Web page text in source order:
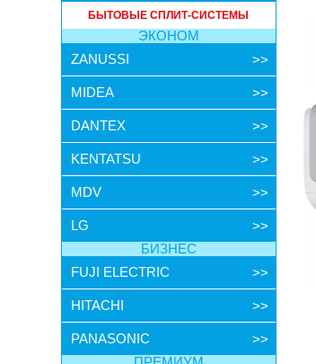
БЫТОВЫЕ СПЛИТ-СИСТЕМЫ
ЭКОНОМ
ZANUSSI
>>
MIDEA >>
DANTEX >>
KENTATSU >>
MDV >>
LG
>>
БИЗНЕС
FUJI ELECTRIC
>>
HITACHI >>
PANASONIC
>>